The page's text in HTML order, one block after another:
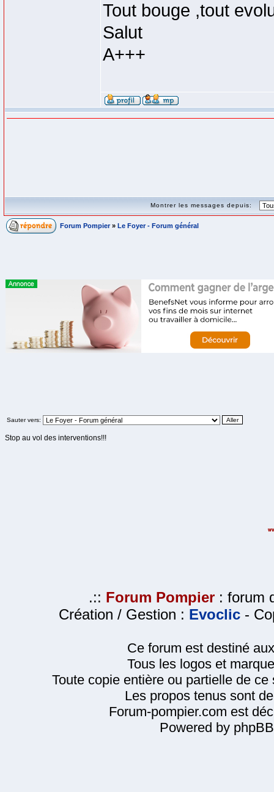
Tout bouge ,tout
Salut
A+++
Montrer les messages depuis:
Forum Pompier » Le Foyer - Forum général
Sauter vers:
Stop au vol des interventions!!!
.:: Forum Pompier : forum
Création / Gestion : Evoclic -
Ce forum est destiné
Tous les logos et
Toute copie entière ou partielle de
Les propos tenus sont
Forum-pompier.com est
Powered by